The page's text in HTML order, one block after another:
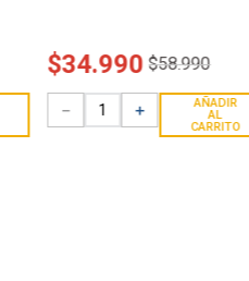
$34.990 $58.990
＋
－
AÑADIR
AL
CARRITO